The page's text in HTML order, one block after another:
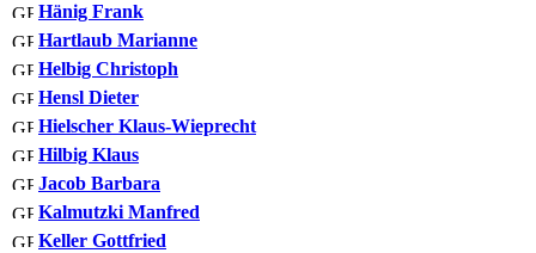
Hänig Frank
Hartlaub Marianne
Helbig Christoph
Hensl Dieter
Hielscher Klaus-Wieprecht
Hilbig Klaus
Jacob Barbara
Kalmutzki Manfred
Keller Gottfried